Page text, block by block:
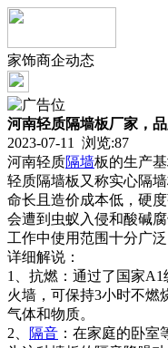
家饰商企动态
河南轻质隔墙板厂家，
2023-07-11 浏览:87
河南轻质隔墙板的生产
轻质隔墙板又称实心隔
命长且造价成本低，硬
会遭到虫蚁入侵和酸碱
工作中使用范围十分广
详细解说：
1、抗燃：通过了国家A1
火墙，可保持3小时不燃
气体和物质。
2、
隔音 ：在家庭的卧室